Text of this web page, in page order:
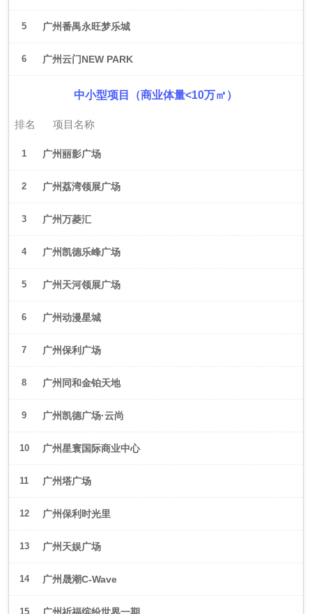
5 广州番禺永旺梦乐城
6 广州云门NEW PARK
中小型项目（商业体量<10万㎡）
排名 项目名称
1 广州丽影广场
2 广州荔湾领展广场
3 广州万菱汇
4 广州凯德乐峰广场
5 广州天河领展广场
6 广州动漫星城
7 广州保利广场
8 广州同和金铂天地
9 广州凯德广场·云尚
10 广州星寰国际商业中心
11 广州塔广场
12 广州保利时光里
13 广州天娱广场
14 广州晟潮C-Wave
15